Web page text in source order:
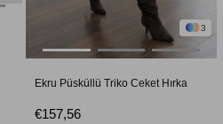
3
Ekru Püsküllü Triko Ceket Hırka
€157,56